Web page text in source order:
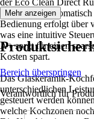
der Eco Clean Direct
Zubereitens
Bedienung erfolgt über
was eine intuitive
A+ sorgt für einen
Kosten spart.
Das Glaskeramik-
unterschiedlichen
gesteuert werden
welche Kochzonen
Mehr anzeigen
Bereich überspringen
Verantwortlich für